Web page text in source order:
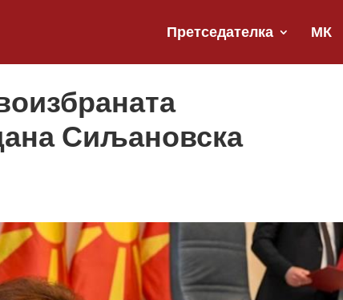
Претседателка МК
Сиљановска